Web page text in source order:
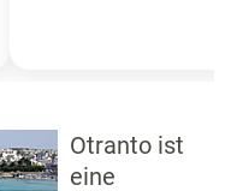
Otranto ist
eine